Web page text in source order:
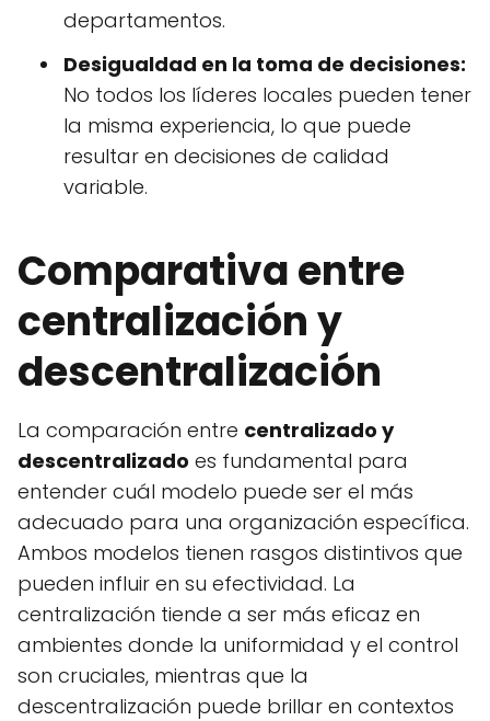
departamentos.
Desigualdad en la toma de decisiones:
No todos los líderes locales pueden tener
la misma experiencia, lo que puede
resultar en decisiones de calidad
variable.
Comparativa entre
centralización y
descentralización
La comparación entre centralizado y
descentralizado es fundamental para
entender cuál modelo puede ser el más
adecuado para una organización específica.
Ambos modelos tienen rasgos distintivos que
pueden influir en su efectividad. La
centralización tiende a ser más eficaz en
ambientes donde la uniformidad y el control
son cruciales, mientras que la
descentralización puede brillar en contextos